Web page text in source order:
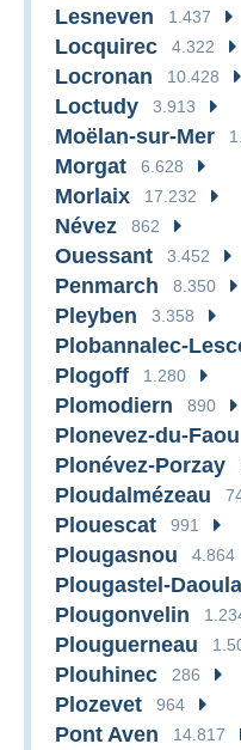
Lesneven 1.437
Locquirec 4.322
Locronan 10.428
Loctudy 3.913
Moëlan-sur-Mer
Morgat 6.628
Morlaix 17.232
Névez 862
Ouessant 3.452
Penmarch 8.350
Pleyben 3.358
Plobannalec-
Plogoff 1.280
Plomodiern 890
Plonevez-du-Faou
Plonévez-Porzay
Ploudalmézeau
Plouescat 991
Plougasnou 4.864
Plougastel-
Plougonvelin
Plouguerneau
Plouhinec 286
Plozevet 964
Pont Aven 14.817